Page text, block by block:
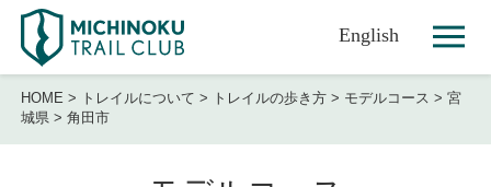
English
HOME > トレイルについて > トレイルの歩き方 > モデルコース >宮
城県 >角田市